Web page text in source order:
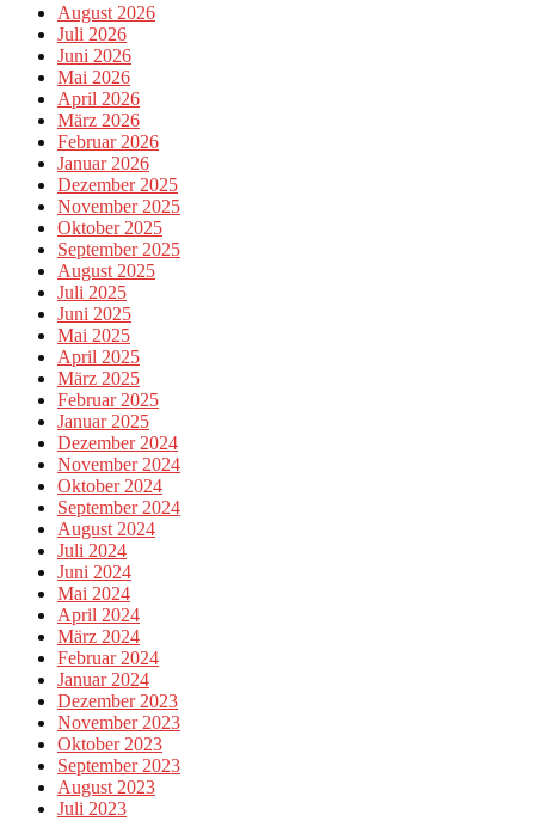
August 2026
Juli 2026
Juni 2026
Mai 2026
April 2026
März 2026
Februar 2026
Januar 2026
Dezember 2025
November 2025
Oktober 2025
September 2025
August 2025
Juli 2025
Juni 2025
Mai 2025
April 2025
März 2025
Februar 2025
Januar 2025
Dezember 2024
November 2024
Oktober 2024
September 2024
August 2024
Juli 2024
Juni 2024
Mai 2024
April 2024
März 2024
Februar 2024
Januar 2024
Dezember 2023
November 2023
Oktober 2023
September 2023
August 2023
Juli 2023